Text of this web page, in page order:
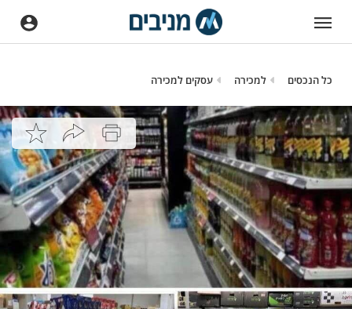
כל הנכסים למכירה עסקים למכירה